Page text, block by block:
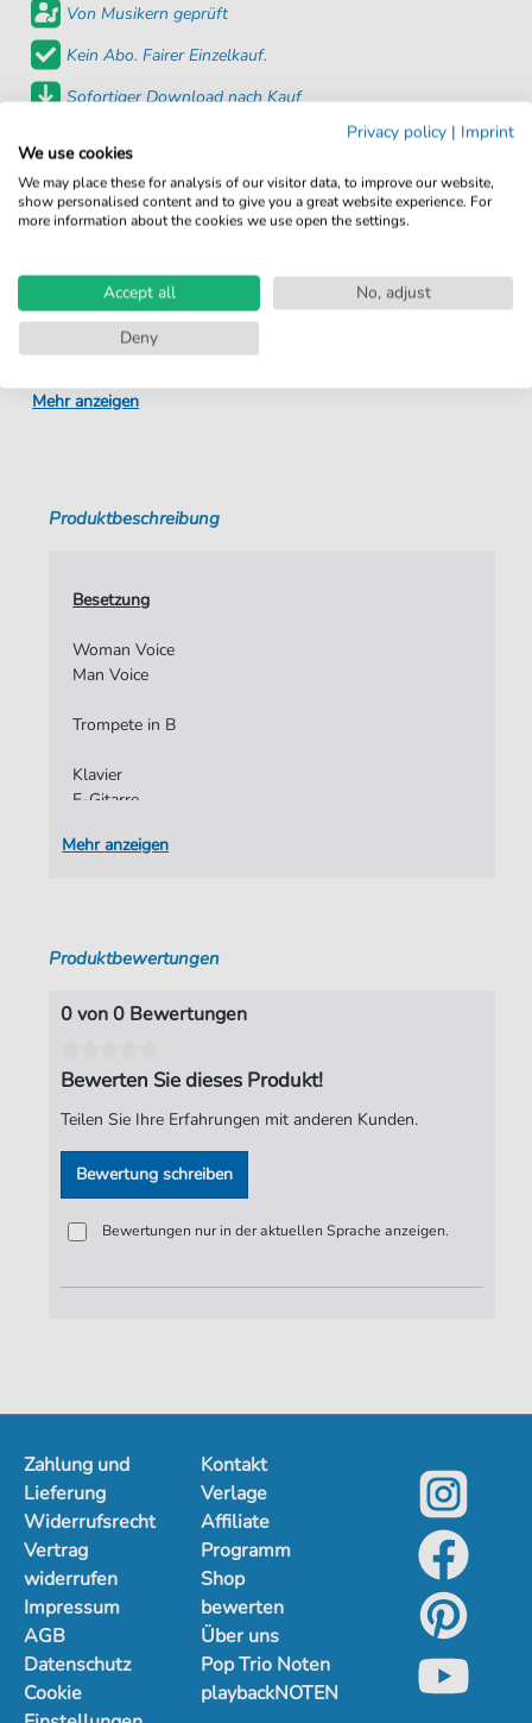
Von Musikern geprüft
Kein Abo. Fairer Einzelkauf.
Sofortiger Download nach Kauf
Details
Produktnummer:
AKA007B pdf
Ensemble:
Band
Tonart:
A-Moll
Autoren:
Seiten:
Spieldauer:
Verlag:
Mehr anzeigen
Produktbeschreibung
Besetzung
Woman Voice
Man Voice
Trompete in B
Klavier
E-Gitarre
Schlagzeug (Drums)
Mehr anzeigen
Produktbewertungen
0 von 0 Bewertungen
Bewerten Sie dieses Produkt!
Teilen Sie Ihre Erfahrungen mit anderen Kunden.
Bewertung schreiben
Bewertungen nur in der aktuellen Sprache anzeigen.
Zahlung und
Lieferung
Widerrufsrecht
Vertrag
widerrufen
Impressum
AGB
Datenschutz
Cookie
Kontakt
Verlage
Affiliate
Programm
Shop
bewerten
Über uns
Pop Trio Noten
playbackNOTEN
Privacy policy | Imprint
We use cookies
We may place these for analysis of our visitor data, to improve our website,
show personalised content and to give you a great website experience. For
more information about the cookies we use open the settings.
Accept all
No, adjust
Deny